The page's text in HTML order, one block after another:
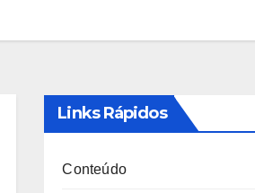
Links Rápidos
Conteúdo